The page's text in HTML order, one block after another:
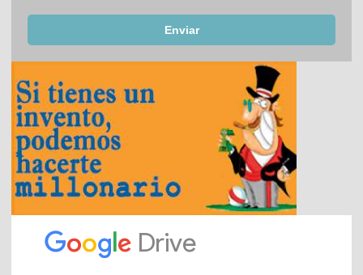
Enviar